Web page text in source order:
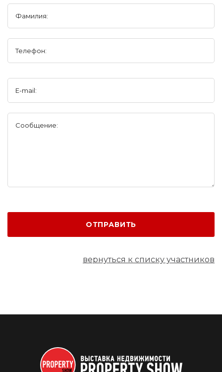
Фамилия:
Телефон:
E-mail:
Сообщение:
ОТПРАВИТЬ
вернуться к списку участников